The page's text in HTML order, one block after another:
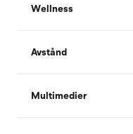
Wellness
Avstånd
Multimedier